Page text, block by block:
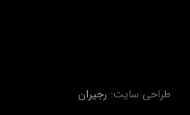
طراحی سایت: رجیران